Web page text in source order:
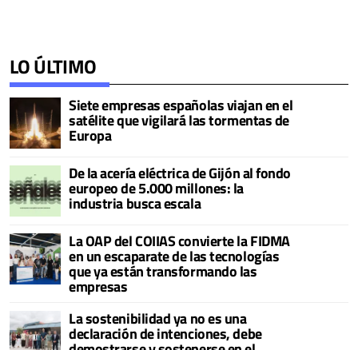
LO ÚLTIMO
Siete empresas españolas viajan en el
satélite que vigilará las tormentas de
Europa
De la acería eléctrica de Gijón al fondo
europeo de 5.000 millones: la
industria busca escala
La OAP del COIIAS convierte la FIDMA
en un escaparate de las tecnologías
que ya están transformando las
empresas
La sostenibilidad ya no es una
declaración de intenciones, debe